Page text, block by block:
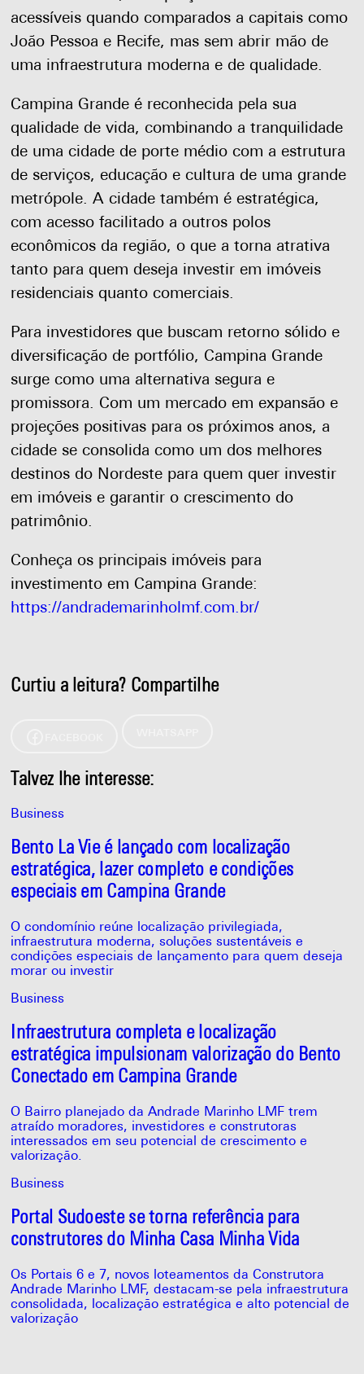
acessíveis quando comparados a capitais como
João Pessoa e Recife, mas sem abrir mão de
uma infraestrutura moderna e de qualidade.
Campina Grande é reconhecida pela sua
qualidade de vida, combinando a tranquilidade
de uma cidade de porte médio com a estrutura
de serviços, educação e cultura de uma grande
metrópole. A cidade também é estratégica,
com acesso facilitado a outros polos
econômicos da região, o que a torna atrativa
tanto para quem deseja investir em imóveis
residenciais quanto comerciais.
Para investidores que buscam retorno sólido e
diversificação de portfólio, Campina Grande
surge como uma alternativa segura e
promissora. Com um mercado em expansão e
projeções positivas para os próximos anos, a
cidade se consolida como um dos melhores
destinos do Nordeste para quem quer investir
em imóveis e garantir o crescimento do
patrimônio.
Conheça os principais imóveis para
investimento em Campina Grande:
https://andrademarinholmf.com.br/
Curtiu a leitura? Compartilhe
Talvez lhe interesse:
Business
Bento La Vie é lançado com localização
estratégica, lazer completo e condições
especiais em Campina Grande
O condomínio reúne localização privilegiada,
infraestrutura moderna, soluções sustentáveis e
condições especiais de lançamento para quem deseja
morar ou investir
Business
Infraestrutura completa e localização
estratégica impulsionam valorização do Bento
Conectado em Campina Grande
O Bairro planejado da Andrade Marinho LMF trem
atraído moradores, investidores e construtoras
interessados em seu potencial de crescimento e
valorização.
Business
Portal Sudoeste se torna referência para
construtores do Minha Casa Minha Vida
Os Portais 6 e 7, novos loteamentos da Construtora
Andrade Marinho LMF, destacam-se pela infraestrutura
consolidada, localização estratégica e alto potencial de
valorização